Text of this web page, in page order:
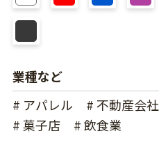
業種など
# アパレル
# 不動産会社
# 菓子店
# 飲食業